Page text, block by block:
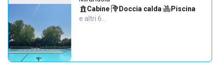
Cabine· Doccia calda· Piscina·
e altri 6…